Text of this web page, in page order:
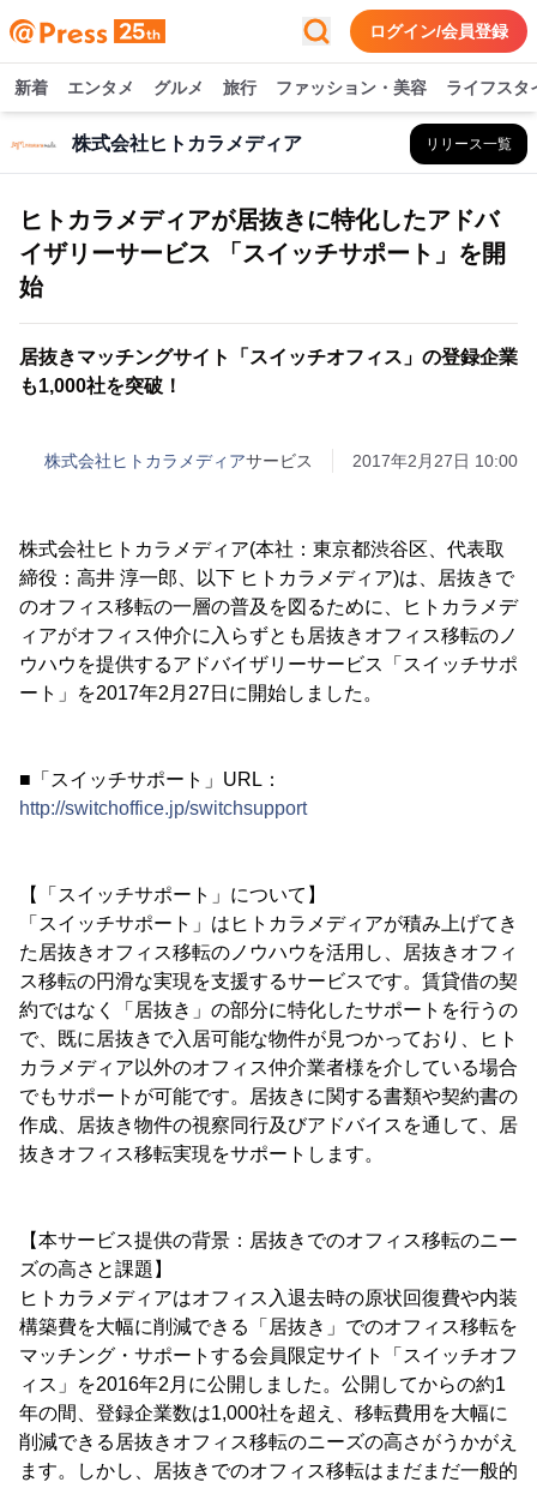
ログイン/会員登録
新着 エンタメ グルメ 旅行 ファッション・美容 ライフスタ
株式会社ヒトカラメディア リリース一覧
ヒトカラメディアが居抜きに特化したアドバ
イザリーサービス 「スイッチサポート」を開
始
居抜きマッチングサイト「スイッチオフィス」の登録企業
も1,000社を突破！
株式会社ヒトカラメディアサービス 2017年2月27日 10:00
株式会社ヒトカラメディア(本社：東京都渋谷区、代表取
締役：高井 淳一郎、以下 ヒトカラメディア)は、居抜きで
のオフィス移転の一層の普及を図るために、ヒトカラメデ
ィアがオフィス仲介に入らずとも居抜きオフィス移転のノ
ウハウを提供するアドバイザリーサービス「スイッチサポ
ート」を2017年2月27日に開始しました。
■「スイッチサポート」URL：
http://switchoffice.jp/switchsupport
【「スイッチサポート」について】
「スイッチサポート」はヒトカラメディアが積み上げてき
た居抜きオフィス移転のノウハウを活用し、居抜きオフィ
ス移転の円滑な実現を支援するサービスです。賃貸借の契
約ではなく「居抜き」の部分に特化したサポートを行うの
で、既に居抜きで入居可能な物件が見つかっており、ヒト
カラメディア以外のオフィス仲介業者様を介している場合
でもサポートが可能です。居抜きに関する書類や契約書の
作成、居抜き物件の視察同行及びアドバイスを通して、居
抜きオフィス移転実現をサポートします。
【本サービス提供の背景：居抜きでのオフィス移転のニー
ズの高さと課題】
ヒトカラメディアはオフィス入退去時の原状回復費や内装
構築費を大幅に削減できる「居抜き」でのオフィス移転を
マッチング・サポートする会員限定サイト「スイッチオフ
ィス」を2016年2月に公開しました。公開してからの約1
年の間、登録企業数は1,000社を超え、移転費用を大幅に
削減できる居抜きオフィス移転のニーズの高さがうかがえ
ます。しかし、居抜きでのオフィス移転はまだまだ一般的